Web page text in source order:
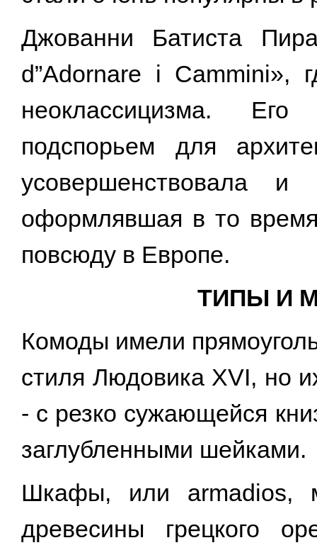
Джованни Батиста
d”Adornare i
неоклассицизма.
подспорьем для
усовершенствовала
оформлявшая в то
повсюду в Европе.
ТИПЫ И
Комоды имели
стиля Людовика XVI, но
- с резко сужающейся
заглубленными шейками.
Шкафы, или armadios,
древесины грецкого